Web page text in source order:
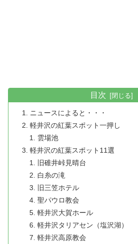
目次
ニュースによると・・・
軽井沢の紅葉スポット一押し
雲場池
軽井沢の紅葉スポット11選
旧碓井峠見晴台
白糸の滝
旧三笠ホテル
聖パウロ教会
軽井沢大賀ホール
軽井沢タリアセン（塩沢湖）
軽井沢高原教会